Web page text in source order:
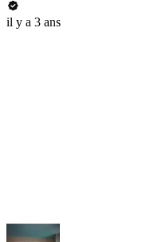
il y a 3 ans